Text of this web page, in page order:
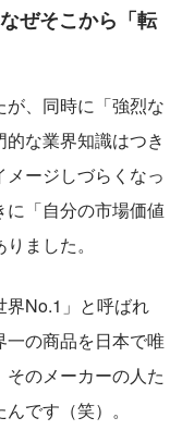
ぜそこから「転
、同時に「強烈な
な業界知識はつき
ージしづらくなっ
「自分の市場価値
ました。
界No.1」と呼ばれ
一の商品を日本で唯
のメーカーの人た
です（笑）。